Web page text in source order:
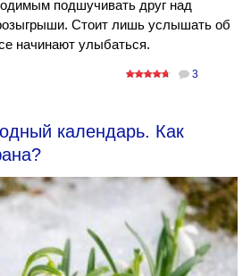
подшучивать друг над
Стоит лишь услышать об
начинают улыбаться.
3
календарь. Как